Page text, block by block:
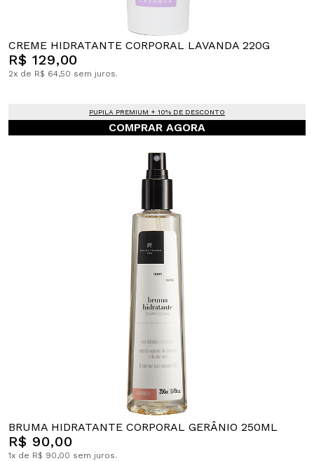
CREME HIDRATANTE CORPORAL LAVANDA 220G
R$ 129,00
2x de R$ 64,50 sem juros.
PUPILA PREMIUM + 10% DE DESCONTO
COMPRAR AGORA
BRUMA HIDRATANTE CORPORAL GERÂNIO 250ML
R$ 90,00
1x de R$ 90,00 sem juros.